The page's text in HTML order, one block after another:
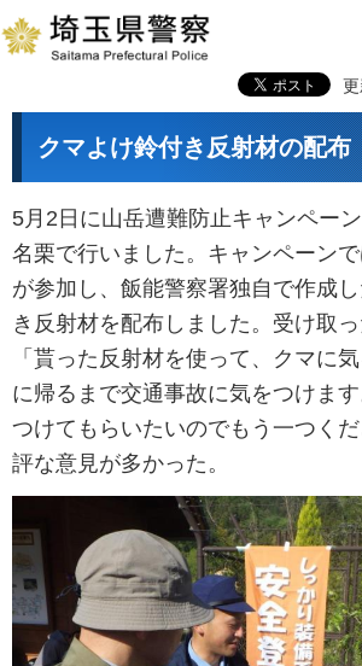
クマよけ鈴付き反射材の配布
5月2日に山岳遭難防止キャンペー
名栗で行いました。キャンペーン
が参加し、飯能警察署独自で作成
き反射材を配布しました。受け取
「貰った反射材を使って、クマに
に帰るまで交通事故に気をつけま
つけてもらいたいのでもう一つく
評な意見が多かった。